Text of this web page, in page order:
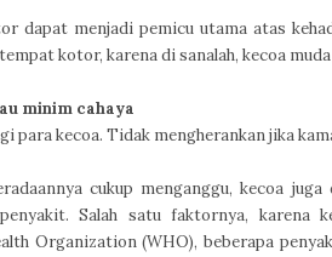
dapat menjadi pemicu utama atas
kotor, karena di sanalah, kecoa
minim cahaya
para kecoa. Tidak mengherankan jika
cukup menganggu, kecoa
Salah satu faktornya, karena
Organization (WHO), beberapa